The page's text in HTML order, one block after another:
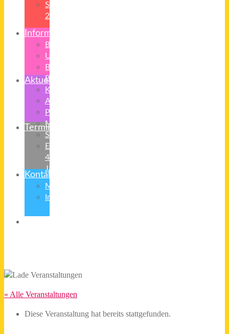
Schulanfänger
26/27
Informationen
Bilder
Unterrichtszeiten
Buszeiten
Beurlaubung
Krankmeldung
Anmeldung
Praktika
Medienerziehung
Schulradio
Eltern
4-
Jährige
Aktuelles
Termine
Kontakt
Mitarbeiter
Impressum/Datenschutz
« Alle Veranstaltungen
Diese Veranstaltung hat bereits stattgefunden.